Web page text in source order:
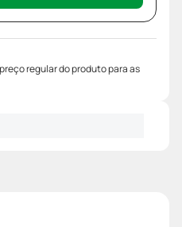
regular do produto para as